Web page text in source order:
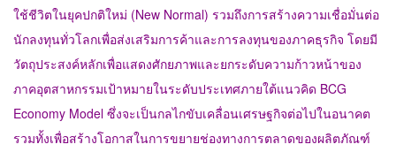
ใช้ชีวิตในยุคปกติใหม่ (New Normal) รวมถึงการสร้างความเชื่อมั่นต่อ
นักลงทุนทั่วโลกเพื่อส่งเสริมการค้าและการลงทุนของภาคธุรกิจ โดยมี
วัตถุประสงค์หลักเพื่อแสดงศักยภาพและยกระดับความก้าวหน้าของ
ภาคอุตสาหกรรมเป้าหมายในระดับประเทศภายใต้แนวคิด BCG
Economy Model ซึ่งจะเป็นกลไกขับเคลื่อนเศรษฐกิจต่อไปในอนาคต
รวมทั้งเพื่อสร้างโอกาสในการขยายช่องทางการตลาดของผลิตภัณฑ์